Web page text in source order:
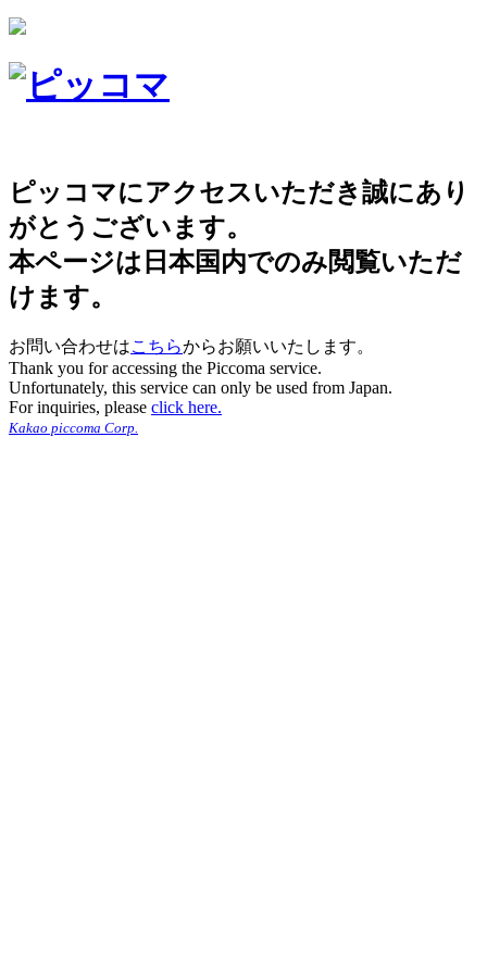
ピッコマにアクセスいただき誠にあり
がとうございます。
本ページは日本国内でのみ閲覧いただ
けます。
お問い合わせはこちらからお願いいたします。
Thank you for accessing the Piccoma service.
Unfortunately, this service can only be used from Japan.
For inquiries, please click here.
Kakao piccoma Corp.